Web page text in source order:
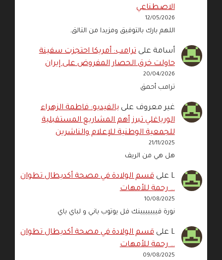
الاصطناعي
12/05/2026
اللهم بارك بالتوفيق ومزيدا من التالق.
أسامة علىترامب: أمريكا احتجزت سفينة
حاولت خرق الحصار المفروض على إيران
20/04/2026
ترامب أحمق
غير معروف علىبالفيديو: فاطمة الزهراء
الورياغلي تبرز أهم المشاريع المستقبلية
للجمعية الوطنية للإعلام والناشرين
21/11/2025
هل هي من الريف
L علىقسم الولادة في مصحة أكديطال تطوان
… رحمة للأمهات
10/08/2025
نورة فييييييينك فل يوتوب باني و لباي باي
L علىقسم الولادة في مصحة أكديطال تطوان
… رحمة للأمهات
09/08/2025